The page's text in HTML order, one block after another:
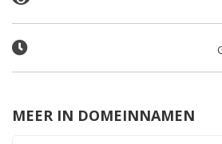
MEER IN DOMEINNAMEN